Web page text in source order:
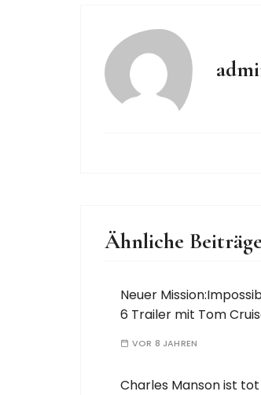
Ähnliche Beiträge
Neuer
6 Trailer mit Tom
VOR 8 JAHREN
Charles Manson ist tot